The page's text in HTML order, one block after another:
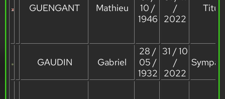
GUENGANT Mathieu
10 /
1946
/
2022
GAUDIN Gabriel
28 /
05 /
1932
31 / 10
/
2022